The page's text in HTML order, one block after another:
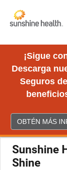
¡Sigue
Descarga
Seguros
OBTÉN MÁS
Sunshine
Shine